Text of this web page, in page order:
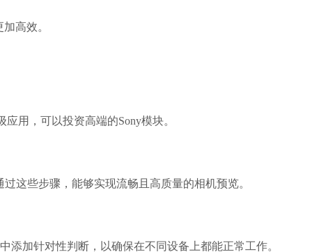
高效。
用，可以投资高端的Sony模块。
过这些步骤，能够实现流畅且高质量的相机预览。
加针对性判断，以确保在不同设备上都能正常工作。